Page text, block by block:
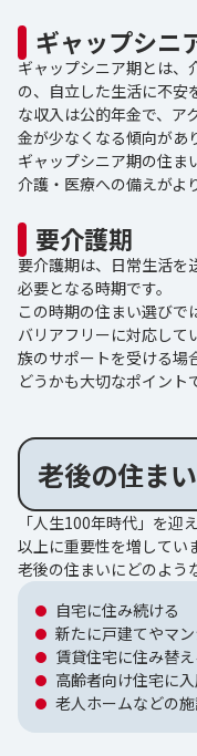
ギャップシニ
ギャップシニア期とは、
の、自立した生活に不安
な収入は公的年金で、ア
金が少なくなる傾向があ
ギャップシニア期の住ま
介護・医療への備えがよ
要介護期
要介護期は、日常生活を
必要となる時期です。
この時期の住まい選びで
バリアフリーに対応して
族のサポートを受ける場
どうかも大切なポイント
老後の住ま
「人生100年時代」を迎
以上に重要性を増してい
老後の住まいにどのよう
自宅に住み続ける
新たに戸建てやマ
賃貸住宅に住み替え
高齢者向け住宅に
老人ホームなどの